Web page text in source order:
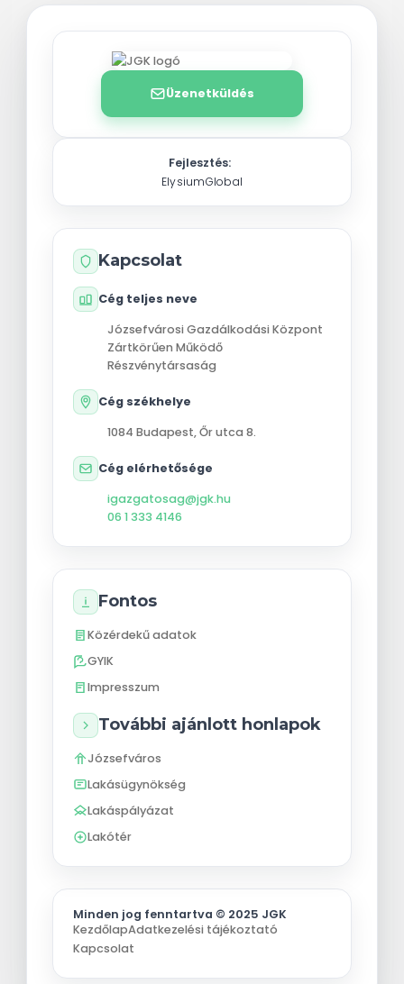
Üzenetküldés
Fejlesztés:
ElysiumGlobal
Kapcsolat
Cég teljes neve
Józsefvárosi Gazdálkodási Központ
Zártkörűen Működő
Részvénytársaság
Cég székhelye
1084 Budapest,Őr utca 8.
Cég elérhetősége
igazgatosag@jgk.hu
06 1 333 4146
Fontos
Közérdekű adatok
GYIK
Impresszum
További ajánlott honlapok
Józsefváros
Lakásügynökség
Lakáspályázat
Lakótér
Minden jog fenntartva © 2025 JGK
KezdőlapAdatkezelési tájékoztató
Kapcsolat